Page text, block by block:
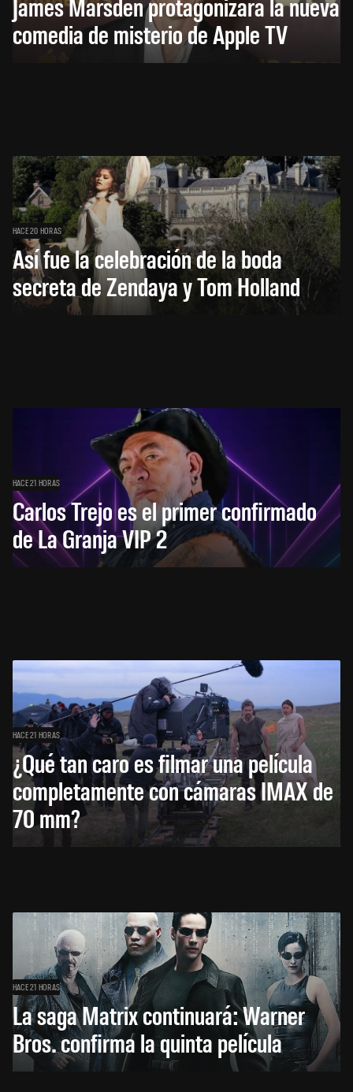
comedia de misterio de Apple TV
HACE 20 HORAS
Así fue la celebración de la boda
secreta de Zendaya y Tom Holland
HACE 21 HORAS
Carlos Trejo es el primer confirmado
de La Granja VIP 2
HACE 21 HORAS
¿Qué tan caro es filmar una película
completamente con cámaras IMAX de
70 mm?
HACE 21 HORAS
La saga Matrix continuará: Warner
Bros. confirma la quinta película